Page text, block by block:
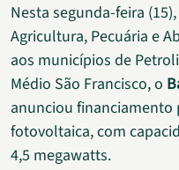
Nesta segunda-feira
Agricultura, Pecuária e
aos municípios de
Médio São Francisco, o
anunciou financiamento
fotovoltaica, com
4,5 megawatts.